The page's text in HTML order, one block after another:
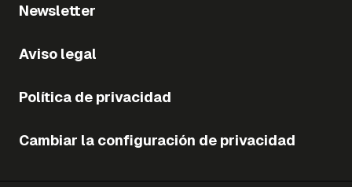
Newsletter
Aviso legal
Política de privacidad
Cambiar la configuración de privacidad